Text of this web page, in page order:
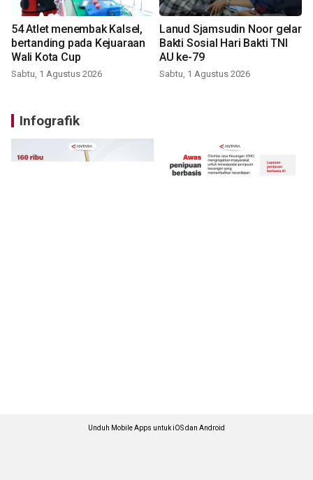
54 Atlet menembak Kalsel,
bertanding pada Kejuaraan
Wali Kota Cup
Sabtu, 1 Agustus 2026
Lanud Sjamsudin Noor gelar
Bakti Sosial Hari Bakti TNI
AU ke-79
Sabtu, 1 Agustus 2026
Infografik
Unduh Mobile Apps untuk iOS dan Android